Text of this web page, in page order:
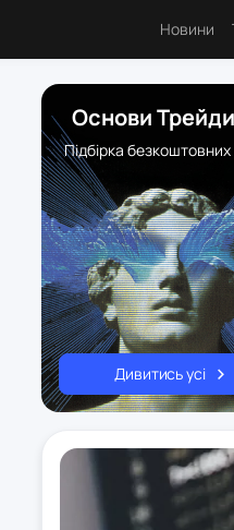
Новини
Основи
Підбірка безкоштовних
Дивитись усі